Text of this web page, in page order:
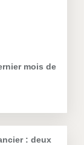
mois de
: deux